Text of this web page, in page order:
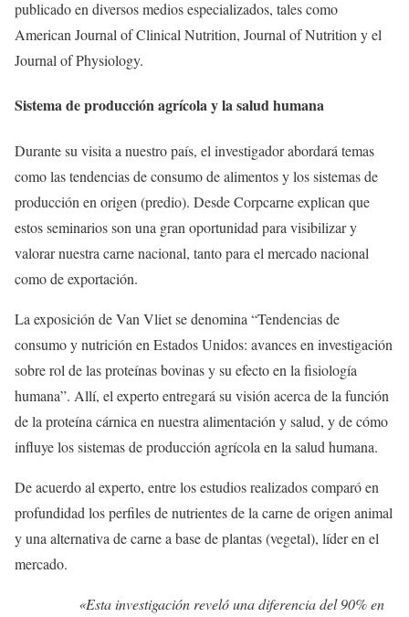
publicado en diversos medios especializados, tales como
American Journal of Clinical Nutrition, Journal of Nutrition y el
Journal of Physiology.
Sistema de producción agrícola y la salud humana
Durante su visita a nuestro país, el investigador abordará temas
como las tendencias de consumo de alimentos y los sistemas de
producción en origen (predio). Desde Corpcarne explican que
estos seminarios son una gran oportunidad para visibilizar y
valorar nuestra carne nacional, tanto para el mercado nacional
como de exportación.
La exposición de Van Vliet se denomina “Tendencias de
consumo y nutrición en Estados Unidos: avances en investigación
sobre rol de las proteínas bovinas y su efecto en la fisiología
humana”. Allí, el experto entregará su visión acerca de la función
de la proteína cárnica en nuestra alimentación y salud, y de cómo
influye los sistemas de producción agrícola en la salud humana.
De acuerdo al experto, entre los estudios realizados comparó en
profundidad los perfiles de nutrientes de la carne de origen animal
y una alternativa de carne a base de plantas (vegetal), líder en el
mercado.
«Esta investigación reveló una diferencia del 90% en